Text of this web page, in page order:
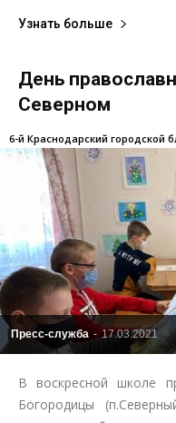
Узнать больше
День
Северном
Пресс-служба - 17.03.2021
6-й Краснодарский городской
В воскресной школе
Богородицы